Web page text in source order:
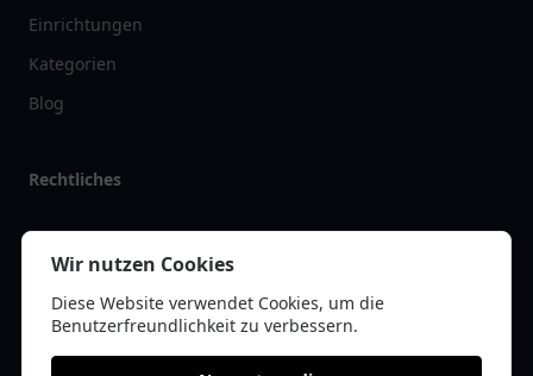
Einrichtungen
Kategorien
Blog
Rechtliches
Impressum
Datenschutz
Kontakt
Wir nutzen Cookies
Diese Website verwendet Cookies, um die
Benutzerfreundlichkeit zu verbessern.